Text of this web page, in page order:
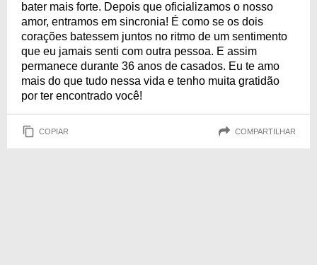
bater mais forte. Depois que oficializamos o nosso
amor, entramos em sincronia! É como se os dois
corações batessem juntos no ritmo de um sentimento
que eu jamais senti com outra pessoa. E assim
permanece durante 36 anos de casados. Eu te amo
mais do que tudo nessa vida e tenho muita gratidão
por ter encontrado você!
COPIAR COMPARTILHAR